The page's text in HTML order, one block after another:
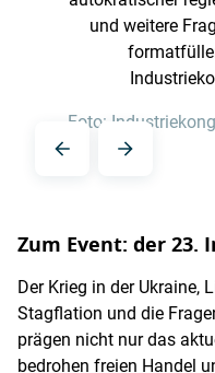
und weitere
Foto:
Zum Event: der 23.
Der Krieg in der Ukraine,
Stagflation und die
prägen nicht nur das
bedrohen freien Handel